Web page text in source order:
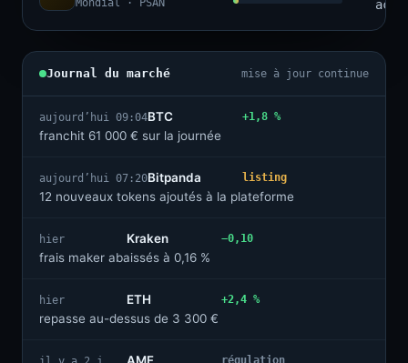
Mondial · PSAN
Journal du marché mise à jour continue
aujourd’hui 09:04BTC
franchit 61 000 € sur la journée
+1,8 %
aujourd’hui 07:20Bitpanda
12 nouveaux tokens ajoutés à la plateforme
listing
hier
Kraken
frais maker abaissés à 0,16 %
−0,10
hier
ETH
repasse au-dessus de 3 300 €
+2,4 %
régulation